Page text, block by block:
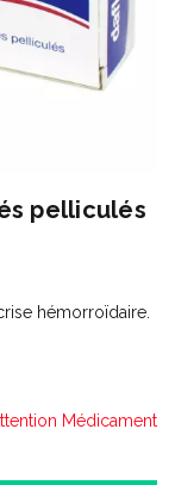
pelliculés
hémorroïdaire.
Médicament